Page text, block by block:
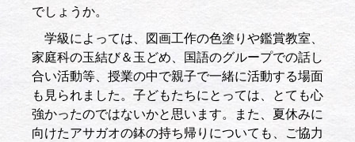
でしょうか。
学級によっては、図画工作の色塗りや鑑賞教室、
家庭科の玉結び＆玉どめ、国語のグループでの話し
合い活動等、授業の中で親子で一緒に活動する場面
も見られました。子どもたちにとっては、とても心
強かったのではないかと思います。また、夏休みに
向けたアサガオの鉢の持ち帰りについても、ご協力